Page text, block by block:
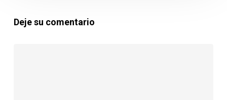
Deje su comentario